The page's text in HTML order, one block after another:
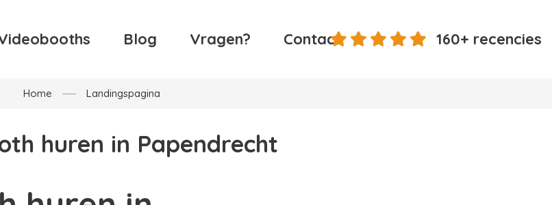
Blog Vragen? Contact 160+ recencies
Home Landingspagina
huren in Papendrecht